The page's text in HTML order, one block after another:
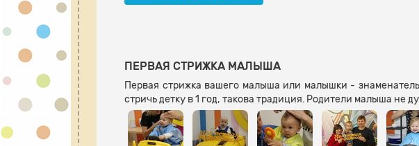
ПЕРВАЯ СТРИЖКА МАЛЫША
Первая стрижка вашего малыша или малышки -
стричь детку в 1 год, такова традиция. Родители малыша не